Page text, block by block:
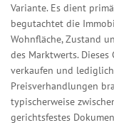
Variante. Es dient
begutachtet die
Wohnfläche, Zustand
des Marktwerts.
verkaufen und
Preisverhandlungen
typischerweise
gerichtsfestes